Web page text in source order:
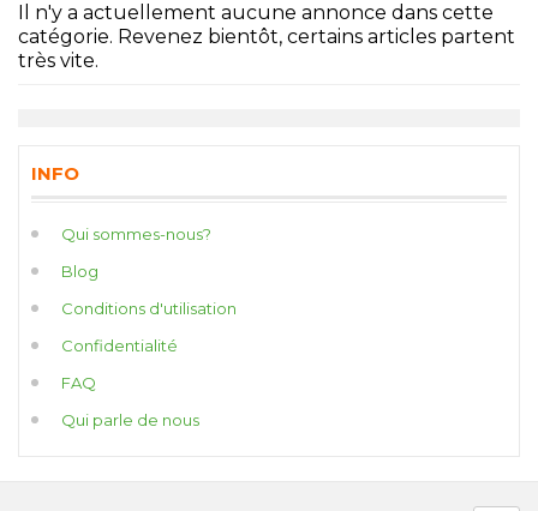
Il n'y a actuellement aucune annonce dans cette
catégorie. Revenez bientôt, certains articles partent
très vite.
INFO
Qui sommes-nous?
Blog
Conditions d'utilisation
Confidentialité
FAQ
Qui parle de nous